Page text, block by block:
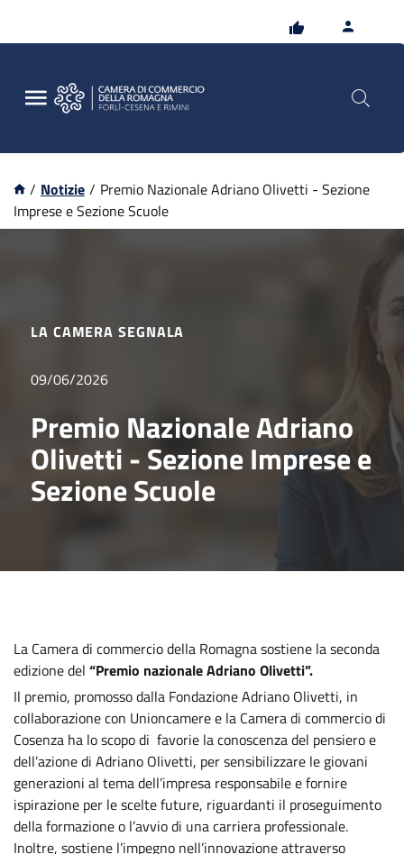
/ Notizie / Premio Nazionale Adriano Olivetti - Sezione
Imprese e Sezione Scuole
LA CAMERA SEGNALA
09/06/2026
Premio Nazionale Adriano
Olivetti - Sezione Imprese e
Sezione Scuole
La Camera di commercio della Romagna sostiene la seconda
edizione del “Premio nazionale Adriano Olivetti”.
Il premio, promosso dalla Fondazione Adriano Olivetti, in
collaborazione con Unioncamere e la Camera di commercio di
Cosenza ha lo scopo di favorie la conoscenza del pensiero e
dell’azione di Adriano Olivetti, per sensibilizzare le giovani
generazioni al tema dell’impresa responsabile e fornire
ispirazione per le scelte future, riguardanti il proseguimento
della formazione o l’avvio di una carriera professionale.
Inoltre, sostiene l’impegno nell’innovazione attraverso